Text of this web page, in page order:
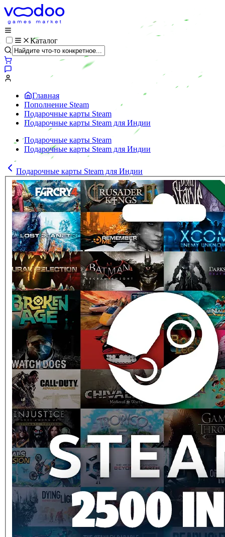
Каталог
Главная
Пополнение Steam
Подарочные карты Steam
Подарочные карты Steam для Индии
Подарочные карты Steam
Подарочные карты Steam для Индии
Подарочные карты Steam для Индии